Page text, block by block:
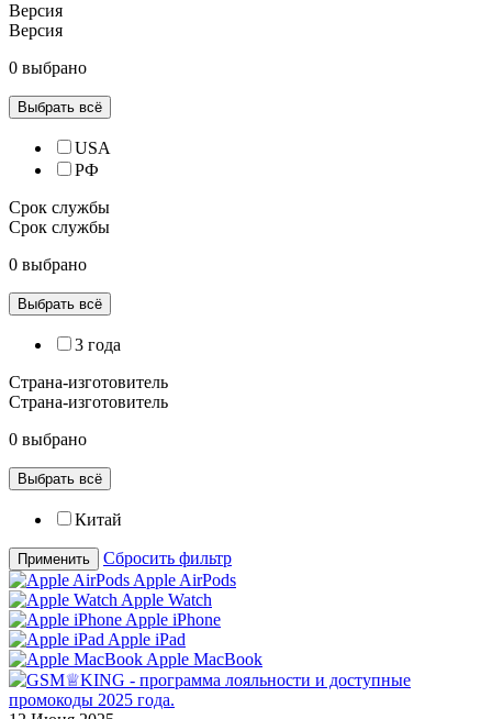
Версия
Версия
0 выбрано
Выбрать всё
USA
РФ
Срок службы
Срок службы
0 выбрано
Выбрать всё
3 года
Страна-изготовитель
Страна-изготовитель
0 выбрано
Выбрать всё
Китай
Применить
Сбросить фильтр
Apple AirPods
Apple Watch
Apple iPhone
Apple iPad
Apple MacBook